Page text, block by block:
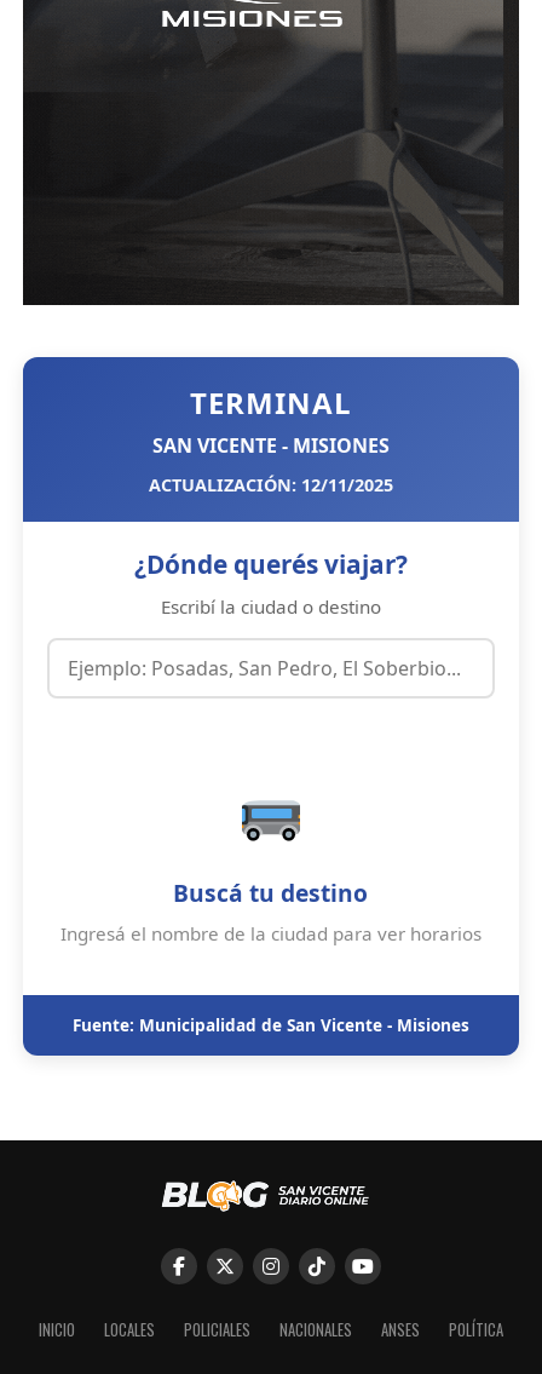
TERMINAL
SAN VICENTE - MISIONES
ACTUALIZACIÓN: 12/11/2025
¿Dónde querés viajar?
Escribí la ciudad o destino
Buscá tu destino
Ingresá el nombre de la ciudad para ver horarios
Fuente: Municipalidad de San Vicente - Misiones
INICIO LOCALES POLICIALES NACIONALES ANSES POLÍTICA